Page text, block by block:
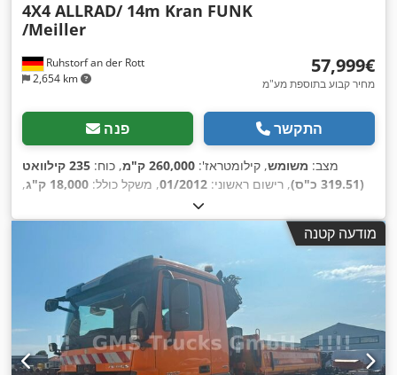
Ruhstorf an der Rott
2,654 km
4X4 ALLRAD/ 14m Kran FUNK
/Meiller
‏57,999 ‏€
מחיר קבוע בתוספת מע"מ
פנה התקשר
מצב: משומש, קילומטראז': 260,000 ק"מ , כוח:
235 קילוואט
(319.51 כ"ס)
, רישום ראשוני: 01/2012, משקל כולל: 18,000 ק"ג
,
יורו 5 , רוחב שטח הטעינה:
אורך אזור הטעינה:4,200 מ"מ , גובה תא המטען:600 מ"מ
, ציוד:
הנעה בכל הגלגלים, מנוף, מערכת בלימה למניעת נעילה (ABS),
מודעה קטנה